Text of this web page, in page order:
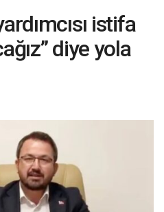
istifa
diye yola